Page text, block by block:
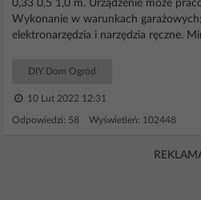
0,33 0,5 1,0 m. Urządzenie może
Wykonanie w warunkach
elektronarzędzia i narzędzia ręczne.
DIY Dom Ogród
10 Lut 2022 12:31
Odpowiedzi: 58 Wyświetleń: 102448